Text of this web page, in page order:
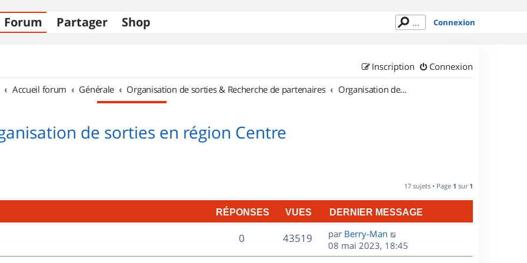
Forum Partager Shop Connexion
Connexion
Inscription
Accueil forum Générale Organisation de sorties & Recherche de partenaires Organisation de sorties en région Centre
de sorties en région Centre
17 sujets • Page 1 sur 1
RÉPONSES VUES DERNIER MESSAGE
0R
é
43519V
u
D
e
r
par Berry-Man
08 mai 2023, 18:45